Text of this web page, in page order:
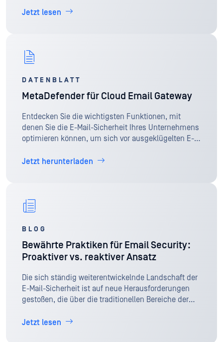
Mail-Sicherheit ein Muss.
Jetzt lesen
DATENBLATT
MetaDefender für Cloud Email Gateway
Entdecken Sie die wichtigsten Funktionen, mit
denen Sie die E-Mail-Sicherheit Ihres Unternehmens
optimieren können, um sich vor ausgeklügelten E-
Bedrohungen zu schützen.
Jetzt herunterladen
BLOG
Bewährte Praktiken für Email Security:
Proaktiver vs. reaktiver Ansatz
Die sich ständig weiterentwickelnde Landschaft der
E-Mail-Sicherheit ist auf neue Herausforderungen
gestoßen, die über die traditionellen Bereiche der
Jetzt lesen